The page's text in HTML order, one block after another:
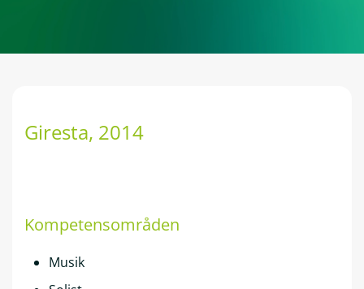
Giresta, 2014
Kompetensområden
Musik